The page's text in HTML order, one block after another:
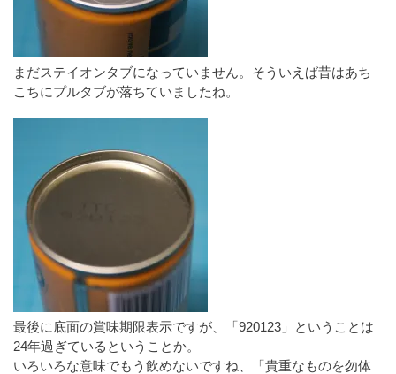
まだステイオンタブになっていません。そういえば昔はあち
こちにプルタブが落ちていましたね。
最後に底面の賞味期限表示ですが、「920123」ということは
24年過ぎているということか。
いろいろな意味でもう飲めないですね、「貴重なものを勿体